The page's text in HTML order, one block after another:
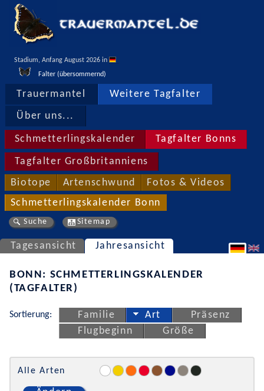
Stadium, Anfang August 2026 in
Falter (übersommernd)
Trauermantel Weitere Tagfalter
Über uns...
Schmetterlingskalender Tagfalter Bonns
Tagfalter Großbritanniens
Biotope Artenschwund Fotos & Videos
Schmetterlingskalender Bonn
Suche Sitemap
Tagesansicht Jahresansicht
BONN: SCHMETTERLINGSKALENDER
(TAGFALTER)
Sortierung: Familie Art
Präsenz
Flugbeginn
Größe
Alle Arten